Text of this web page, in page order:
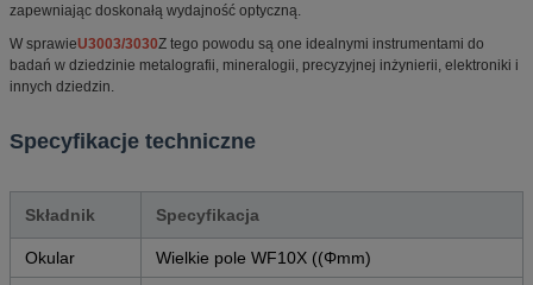
zapewniając doskonałą wydajność optyczną.
W sprawieU3003/3030Z tego powodu są one idealnymi instrumentami do
badań w dziedzinie metalografii, mineralogii, precyzyjnej inżynierii, elektroniki i
innych dziedzin.
Specyfikacje techniczne
Składnik Specyfikacja
Okular Wielkie pole WF10X ((Φmm)